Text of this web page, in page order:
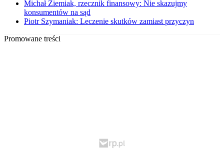
Michał Ziemiak, rzecznik finansowy: Nie skazujmy
konsumentów na sąd
Piotr Szymaniak: Leczenie skutków zamiast przyczyn
Promowane treści